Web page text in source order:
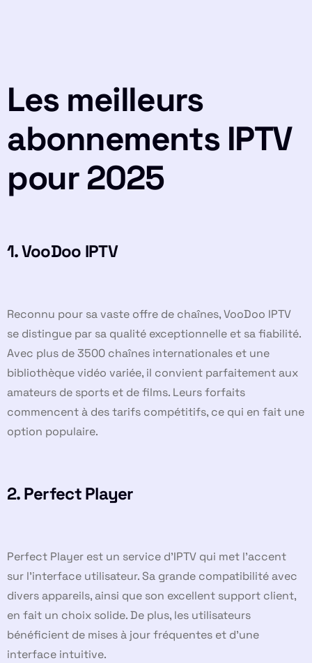
Les meilleurs
abonnements IPTV
pour 2025
1.VooDoo IPTV
Reconnu pour sa vaste offre de chaînes, VooDoo IPTV
se distingue par sa qualité exceptionnelle et sa fiabilité.
Avec plus de 3500 chaînes internationales et une
bibliothèque vidéo variée, il convient parfaitement aux
amateurs de sports et de films. Leurs forfaits
commencent à des tarifs compétitifs, ce qui en fait une
option populaire.
2.Perfect Player
Perfect Player est un service d’IPTV qui met l’accent
sur l’interface utilisateur. Sa grande compatibilité avec
divers appareils, ainsi que son excellent support client,
en fait un choix solide. De plus, les utilisateurs
bénéficient de mises à jour fréquentes et d’une
interface intuitive.